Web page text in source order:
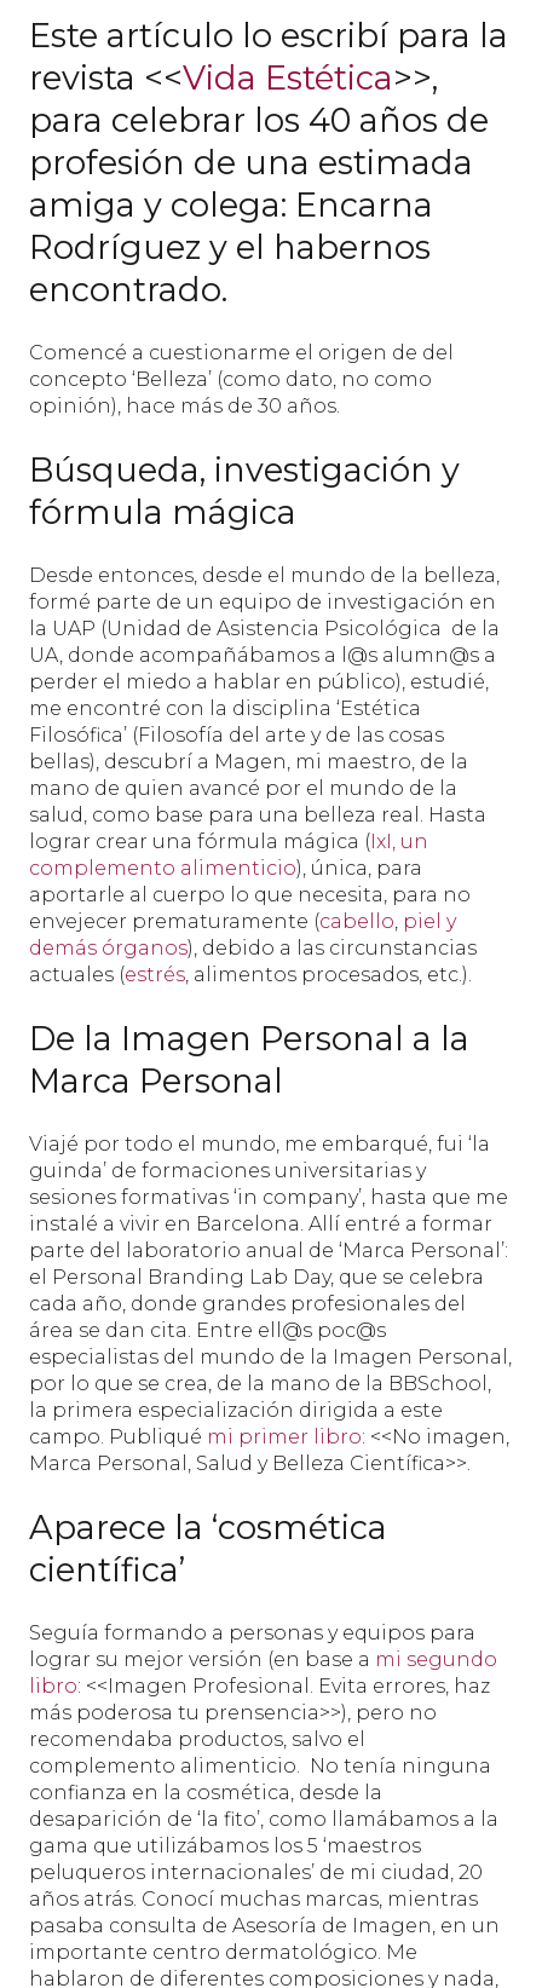
Este artículo lo escribí para la
revista <<Vida Estética>>,
para celebrar los 40 años de
profesión de una estimada
amiga y colega: Encarna
Rodríguez y el habernos
encontrado.
Comencé a cuestionarme el origen de del
concepto ‘Belleza’ (como dato, no como
opinión), hace más de 30 años.
Búsqueda, investigación y
fórmula mágica
Desde entonces, desde el mundo de la belleza,
formé parte de un equipo de investigación en
la UAP (Unidad de Asistencia Psicológica de la
UA, donde acompañábamos a l@s alumn@s a
perder el miedo a hablar en público), estudié,
me encontré con la disciplina ‘Estética
Filosófica’ (Filosofía del arte y de las cosas
bellas), descubrí a Magen, mi maestro, de la
mano de quien avancé por el mundo de la
salud, como base para una belleza real. Hasta
lograr crear una fórmula mágica (IxI, un
complemento alimenticio), única, para
aportarle al cuerpo lo que necesita, para no
envejecer prematuramente (cabello piel y
demás órganos), debido a las circunstancias
actuales (estrés , alimentos procesados, etc.).
De la Imagen Personal a la
Marca Personal
Viajé por todo el mundo, me embarqué, fui ‘la
guinda’ de formaciones universitarias y
sesiones formativas ‘in company’, hasta que me
instalé a vivir en Barcelona. Allí entré a formar
parte del laboratorio anual de ‘Marca Personal’:
el Personal Branding Lab Day, que se celebra
cada año, donde grandes profesionales del
área se dan cita. Entre ell@s poc@s
especialistas del mundo de la Imagen Personal,
por lo que se crea, de la mano de la BBSchool,
la primera especialización dirigida a este
campo. Publiqué mi primer libro: <<No imagen,
Marca Personal, Salud y Belleza Científica>>.
Aparece la ‘cosmética
científica’
Seguía formando a personas y equipos para
lograr su mejor versión (en base a mi segundo
libro: <<Imagen Profesional. Evita errores, haz
más poderosa tu prensencia>>), pero no
recomendaba productos, salvo el
complemento alimenticio.
No tenía ninguna
confianza en la cosmética, desde la
desaparición de ‘la fito’, como llamábamos a la
gama que utilizábamos los 5 ‘maestros
peluqueros internacionales’ de mi ciudad, 20
años atrás. Conocí muchas marcas, mientras
pasaba consulta de Asesoría de Imagen, en un
importante centro dermatológico. Me
hablaron de diferentes composiciones y nada,